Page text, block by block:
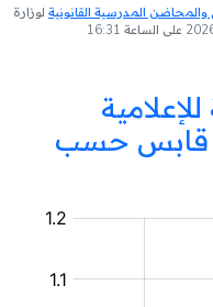
المدرسية القانونية لوزارة
قابس حسب
مركز
الموجهة